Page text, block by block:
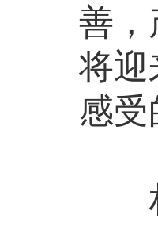
善，
将迎
感受
相